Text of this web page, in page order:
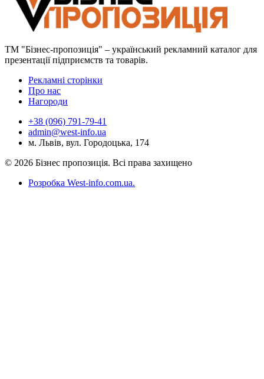
ТМ "Бізнес-пропозиція" – український рекламний каталог для
презентації підприємств та товарів.
Рекламні сторінки
Про нас
Нагороди
+38 (096) 791-79-41
admin@west-info.ua
м. Львів, вул. Городоцька, 174
© 2026 Бізнес пропозиція. Всі права захищено
Розробка West-info.com.ua.